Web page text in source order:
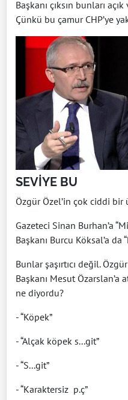
Başkanı çıksın bunları
Çünkü bu çamur CHP’ye
SEVİYE BU
Özgür Özel’in çok ciddi
Gazeteci Sinan Burhan’a
Başkanı Burcu Köksal’a da
Bunlar şaşırtıcı değil.
Başkanı Mesut Özarslan’a
ne diyordu?
- “Köpek”
- “Alçak köpek s...git”
- “S...git”
- “Karaktersiz p.ç”